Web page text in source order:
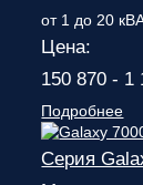
от 1 до 20
Цена:
150 870 - 1
Подробнее
Серия